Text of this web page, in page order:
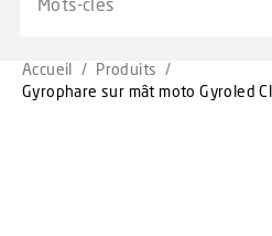
a
i
Accueil / Produits /
Gyrophare sur mât moto Gyroled